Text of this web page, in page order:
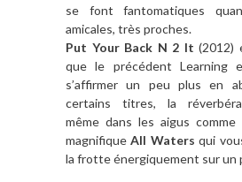
se font fantomatiques
amicales, très proches.
Put Your Back N 2 It (2012)
que le précédent Learning
s’affirmer un peu plus en
certains titres, la
même dans les aigus
magnifiqueAll Waters qui
la frotte énergiquement sur un